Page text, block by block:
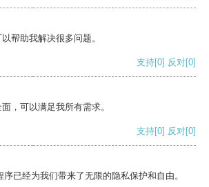
帮助我解决很多问题。
支持[0] 反对[0]
，可以满足我所有需求。
支持[0] 反对[0]
已经为我们带来了无限的隐私保护和自由。